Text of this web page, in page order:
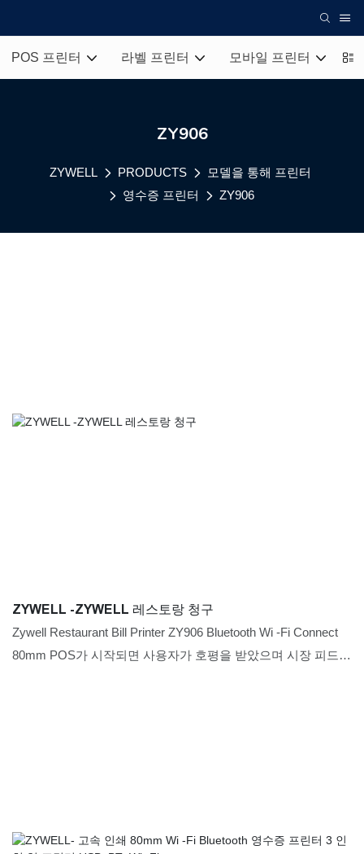
POS 프린터 라벨 프린터 모바일 프린터
ZY906
ZYWELL PRODUCTS
모델을 통해 프린터
영수증 프린터
ZY906
ZYWELL -ZYWELL 레스토랑 청구
Zywell Restaurant Bill Printer ZY906 Bluetooth Wi -Fi Connect
80mm POS가 시작되면 사용자가 호평을 받았으며 시장 피드백